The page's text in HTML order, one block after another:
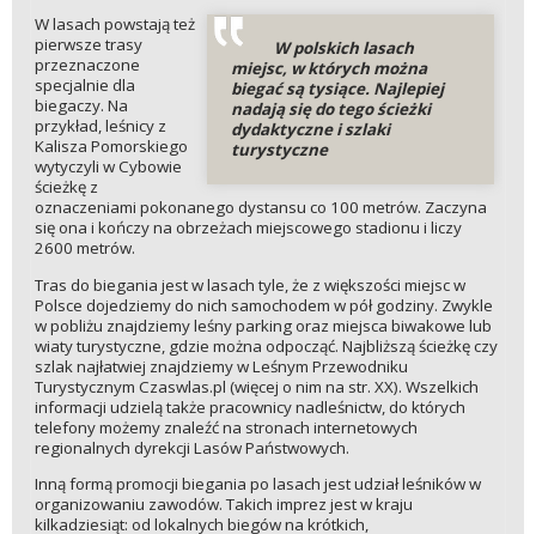
W polskich lasach
miejsc, w których można
biegać są tysiące. Najlepiej
nadają się do tego ścieżki
dydaktyczne i szlaki
turystyczne
W lasach powstają też
pierwsze trasy
przeznaczone
specjalnie dla
biegaczy. Na
przykład, leśnicy z
Kalisza Pomorskiego
wytyczyli w Cybowie
ścieżkę z
oznaczeniami pokonanego dystansu co 100 metrów. Zaczyna
się ona i kończy na obrzeżach miejscowego stadionu i liczy
2600 metrów.
Tras do biegania jest w lasach tyle, że z większości miejsc w
Polsce dojedziemy do nich samochodem w pół godziny. Zwykle
w pobliżu znajdziemy leśny parking oraz miejsca biwakowe lub
wiaty turystyczne, gdzie można odpocząć. Najbliższą ścieżkę czy
szlak najłatwiej znajdziemy w Leśnym Przewodniku
Turystycznym Czaswlas.pl (więcej o nim na str. XX). Wszelkich
informacji udzielą także pracownicy nadleśnictw, do których
telefony możemy znaleźć na stronach internetowych
regionalnych dyrekcji Lasów Państwowych.
Inną formą promocji biegania po lasach jest udział leśników w
organizowaniu zawodów. Takich imprez jest w kraju
kilkadziesiąt: od lokalnych biegów na krótkich,